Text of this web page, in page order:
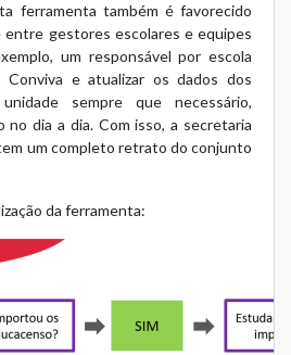
ferramenta também é favorecido
gestores escolares e equipes
um responsável por escola
e atualizar os dados dos
sempre que necessário,
no dia a dia. Com isso, a secretaria
um completo retrato do conjunto
da ferramenta: